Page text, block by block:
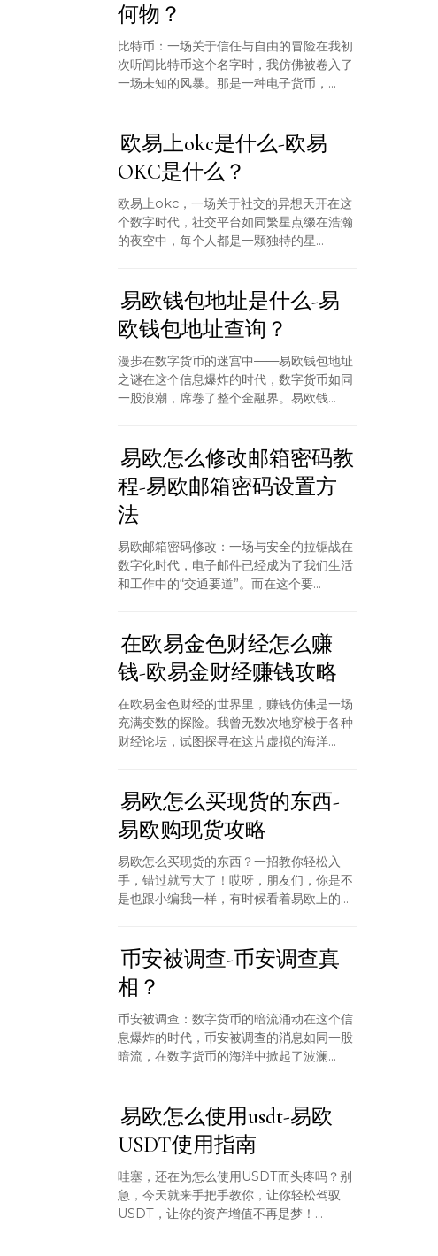
何物？
比特币：一场关于信任与自由的冒险在我初
次听闻比特币这个名字时，我仿佛被卷入了
一场未知的风暴。那是一种电子货币，...
欧易上okc是什么-欧易
OKC是什么？
欧易上okc，一场关于社交的异想天开在这
个数字时代，社交平台如同繁星点缀在浩瀚
的夜空中，每个人都是一颗独特的星...
易欧钱包地址是什么-易
欧钱包地址查询？
漫步在数字货币的迷宫中——易欧钱包地址
之谜在这个信息爆炸的时代，数字货币如同
一股浪潮，席卷了整个金融界。易欧钱...
易欧怎么修改邮箱密码教
程-易欧邮箱密码设置方
法
易欧邮箱密码修改：一场与安全的拉锯战在
数字化时代，电子邮件已经成为了我们生活
和工作中的“交通要道”。而在这个要...
在欧易金色财经怎么赚
钱-欧易金财经赚钱攻略
在欧易金色财经的世界里，赚钱仿佛是一场
充满变数的探险。我曾无数次地穿梭于各种
财经论坛，试图探寻在这片虚拟的海洋...
易欧怎么买现货的东西-
易欧购现货攻略
易欧怎么买现货的东西？一招教你轻松入
手，错过就亏大了！哎呀，朋友们，你是不
是也跟小编我一样，有时候看着易欧上的...
币安被调查-币安调查真
相？
币安被调查：数字货币的暗流涌动在这个信
息爆炸的时代，币安被调查的消息如同一股
暗流，在数字货币的海洋中掀起了波澜...
易欧怎么使用usdt-易欧
USDT使用指南
哇塞，还在为怎么使用USDT而头疼吗？别
急，今天就来手把手教你，让你轻松驾驭
USDT，让你的资产增值不再是梦！...